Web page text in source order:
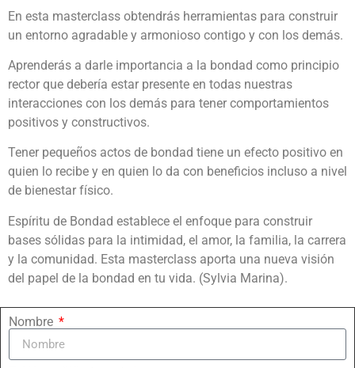
En esta masterclass obtendrás herramientas para construir
un entorno agradable y armonioso contigo y con los demás.
Aprenderás a darle importancia a la bondad como principio
rector que debería estar presente en todas nuestras
interacciones con los demás para tener comportamientos
positivos y constructivos.
Tener pequeños actos de bondad tiene un efecto positivo en
quien lo recibe y en quien lo da con beneficios incluso a nivel
de bienestar físico.
Espíritu de Bondad establece el enfoque para construir
bases sólidas para la intimidad, el amor, la familia, la carrera
y la comunidad. Esta masterclass aporta una nueva visión
del papel de la bondad en tu vida. (Sylvia Marina).
Nombre